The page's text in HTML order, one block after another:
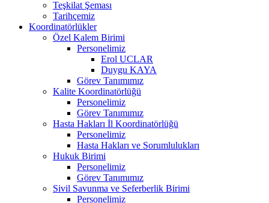
Teşkilat Şeması
Tarihçemiz
Koordinatörlükler
Özel Kalem Birimi
Personelimiz
Erol UCLAR
Duygu KAYA
Görev Tanımımız
Kalite Koordinatörlüğü
Personelimiz
Görev Tanımımız
Hasta Hakları İl Koordinatörlüğü
Personelimiz
Hasta Hakları ve Sorumlulukları
Hukuk Birimi
Personelimiz
Görev Tanımımız
Sivil Savunma ve Seferberlik Birimi
Personelimiz